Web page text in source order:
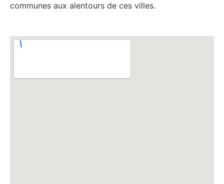
communes aux alentours de ces villes.